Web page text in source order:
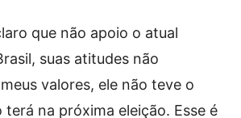
que não apoio o atual
suas atitudes não
valores, ele não teve o
terá na próxima eleição. Esse é